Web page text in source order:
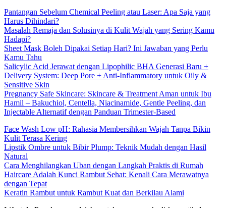
Pantangan Sebelum Chemical Peeling atau Laser: Apa Saja yang
Harus Dihindari?
Masalah Remaja dan Solusinya di Kulit Wajah yang Sering Kamu
Hadapi?
Sheet Mask Boleh Dipakai Setiap Hari? Ini Jawaban yang Perlu
Kamu Tahu
Salicylic Acid Jerawat dengan Lipophilic BHA Generasi Baru +
Delivery System: Deep Pore + Anti-Inflammatory untuk Oily &
Sensitive Skin
Pregnancy Safe Skincare: Skincare & Treatment Aman untuk Ibu
Hamil – Bakuchiol, Centella, Niacinamide, Gentle Peeling, dan
Injectable Alternatif dengan Panduan Trimester-Based
Face Wash Low pH: Rahasia Membersihkan Wajah Tanpa Bikin
Kulit Terasa Kering
Lipstik Ombre untuk Bibir Plump: Teknik Mudah dengan Hasil
Natural
Cara Menghilangkan Uban dengan Langkah Praktis di Rumah
Haircare Adalah Kunci Rambut Sehat: Kenali Cara Merawatnya
dengan Tepat
Keratin Rambut untuk Rambut Kuat dan Berkilau Alami